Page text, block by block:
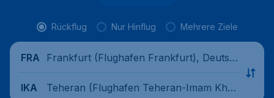
Rückflug Nur Hinflug Mehrere Ziele
FRA
Frankfurt (Flughafen Frankfurt), Deutsc
IKA
Teheran (Flughafen Teheran-Imam Kho